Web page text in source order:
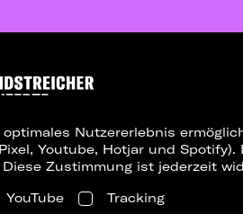
Nutzererlebnis
Youtube, Hotjar und
Zustimmung ist jederzeit
YouTube Tracking